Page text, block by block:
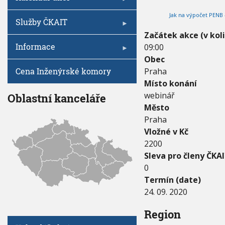
-
2
4
.
0
9
.
2
0
2
0
Jak na výpočet
Začátek akce (v
09:00
Obec
Praha
Místo konání
webinář
Město
Praha
Vložné v Kč
2200
Sleva pro členy
0
Termín (date)
24. 09. 2020
Region
Služby ČKAIT
Informace
Cena Inženýrské komory
Oblastní kanceláře